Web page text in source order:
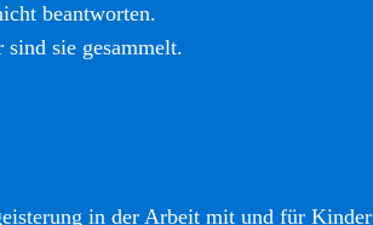
beantworten.
sie gesammelt.
in der Arbeit mit und für